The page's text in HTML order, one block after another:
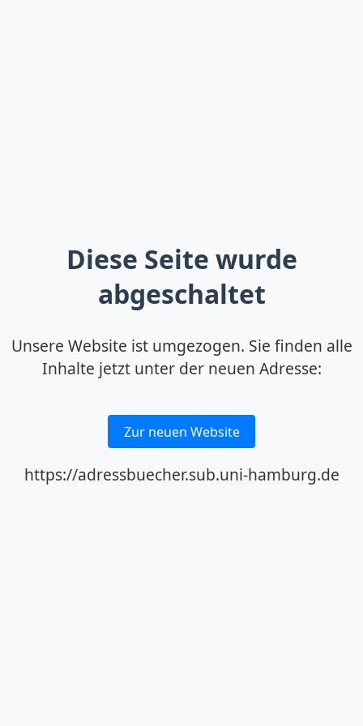
Diese Seite wurde
abgeschaltet
Unsere Website ist umgezogen. Sie finden alle
Inhalte jetzt unter der neuen Adresse:
Zur neuen Website
https://adressbuecher.sub.uni-hamburg.de